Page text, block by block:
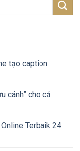
tạo caption
cánh” cho cả
Terbaik 24